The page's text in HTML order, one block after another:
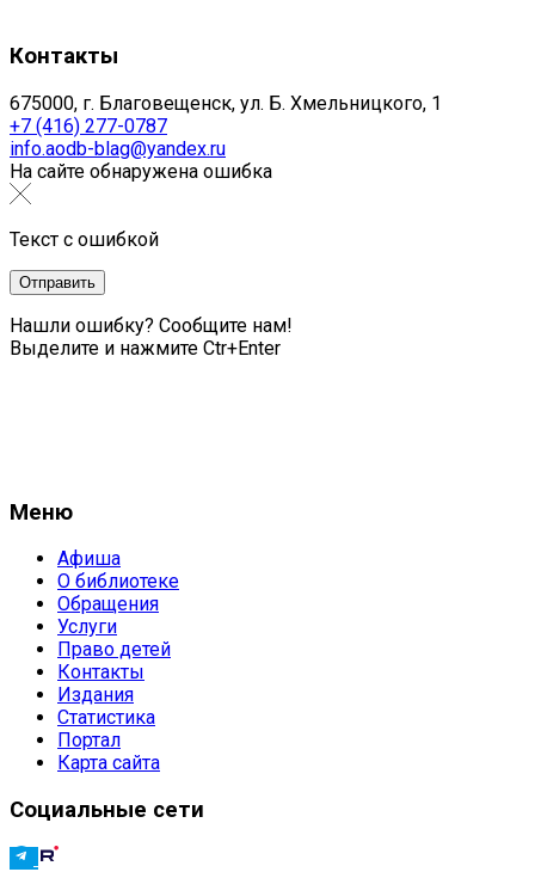
Контакты
675000, г. Благовещенск, ул. Б. Хмельницкого, 1
+7 (416) 277-0787
info.aodb-blag@yandex.ru
На сайте обнаружена ошибка
Текст с ошибкой
Нашли ошибку? Сообщите нам!
Выделите и нажмите Ctr+Enter
Меню
Афиша
О библиотеке
Обращения
Услуги
Право детей
Контакты
Издания
Статистика
Портал
Карта сайта
Социальные сети